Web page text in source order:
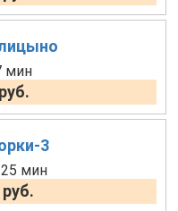
мин
3
мин